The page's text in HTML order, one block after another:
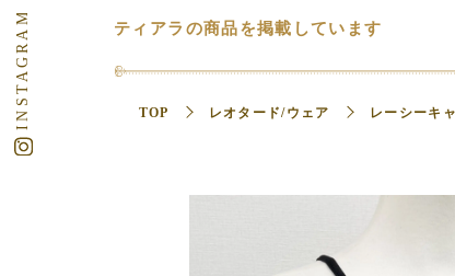
ティアラの商品を掲載しています
TOP レオタード/ウェア レーシーキ